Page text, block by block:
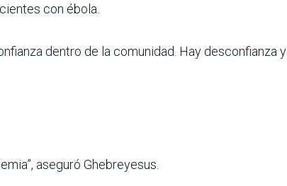
con ébola.
dentro de la comunidad. Hay desconfianza y
aseguró Ghebreyesus.